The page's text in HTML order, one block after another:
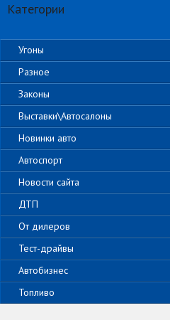
Категории
Угоны
Разное
Законы
Выставки\Автосалоны
Новинки авто
Автоспорт
Новости сайта
ДТП
От дилеров
Тест-драйвы
Автобизнес
Топливо